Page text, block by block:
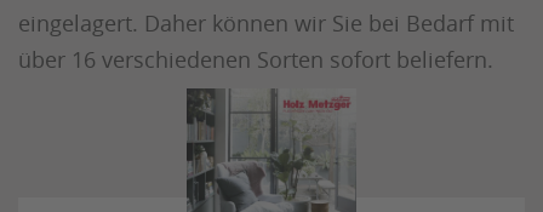
eingelagert. Daher können wir Sie bei Bedarf mit
über 16 verschiedenen Sorten sofort beliefern.